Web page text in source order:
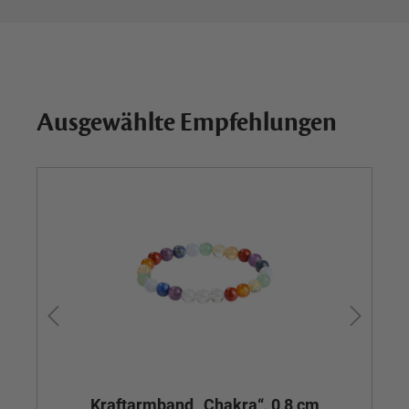
Ausgewählte Empfehlungen
Kraftarmband „Chakra“, 0,8 cm